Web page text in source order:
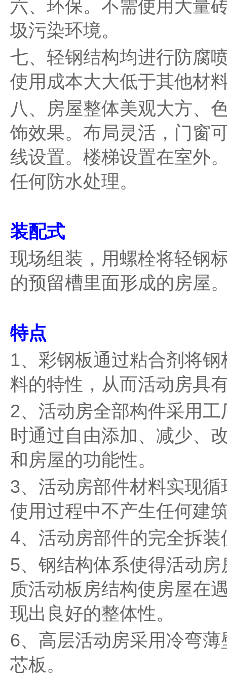
六、环保。不需使用大量
圾污染环境。
七、轻钢结构均进行防腐
使用成本大大低于其他材
八、房屋整体美观大方、
饰效果。布局灵活，门窗
线设置。楼梯设置在室外
任何防水处理。
装配式
现场组装，用螺栓将轻钢
的预留槽里面形成的房屋
特点
1、彩钢板通过粘合剂将
料的特性，从而活动房具
2、活动房全部构件采用
时通过自由添加、减少、
和房屋的功能性。
3、活动房部件材料实现
使用过程中不产生任何建
4、活动房部件的完全拆
5、钢结构体系使得活动
质活动板房结构使房屋在
现出良好的整体性。
6、高层活动房采用冷弯
芯板。